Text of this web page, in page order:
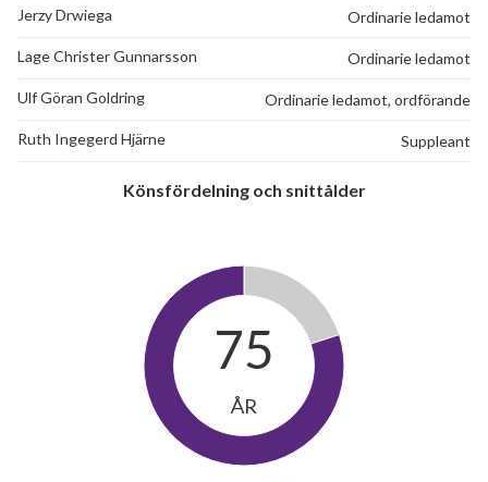
Jerzy Drwiega Ordinarie ledamot
Lage Christer Gunnarsson Ordinarie ledamot
Ulf Göran Goldring Ordinarie ledamot, ordförande
Ruth Ingegerd Hjärne Suppleant
Könsfördelning och snittålder
75
ÅR